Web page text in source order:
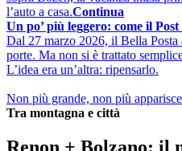
l’auto a casa.Continua
Un po’ più leggero: come il
Dal 27 marzo 2026, il Bella Posta
porte. Ma non si è trattato
L’idea era un’altra: ripensarlo.
Non più grande, non più
Tra montagna e città
Renon + Bolzano: il